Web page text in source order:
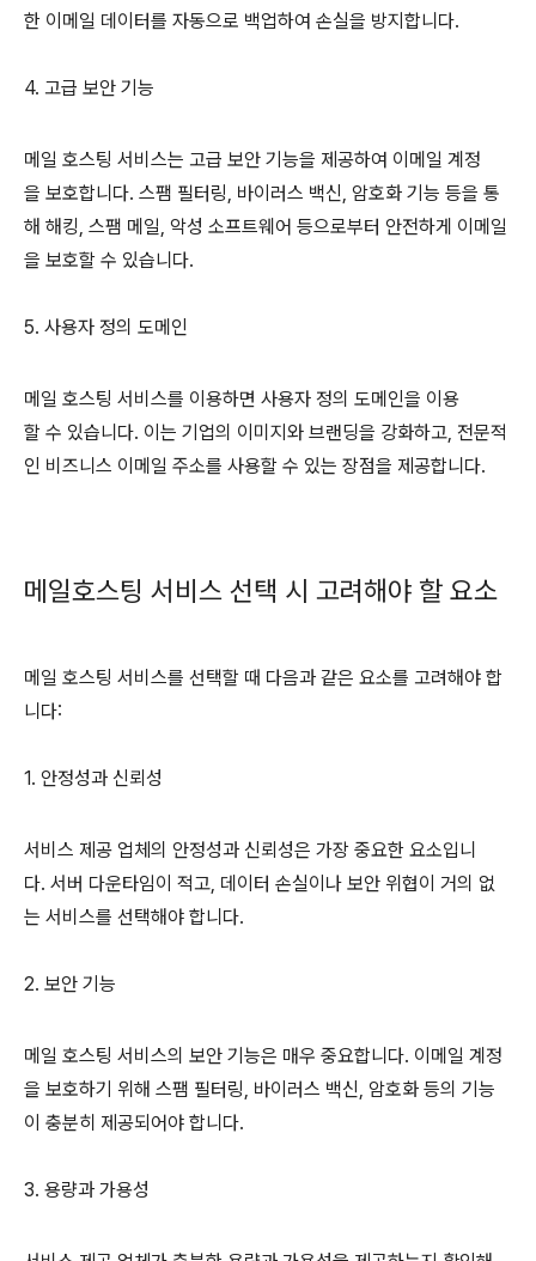
한 이메일 데이터를 자동으로 백업하여 손실을 방지합니다.
4. 고급 보안 기능
메일 호스팅 서비스는 고급 보안 기능을 제공하여 이메일 계정
을 보호합니다. 스팸 필터링, 바이러스 백신, 암호화 기능 등을 통
해 해킹, 스팸 메일, 악성 소프트웨어 등으로부터 안전하게 이메일
을 보호할 수 있습니다.
5. 사용자 정의 도메인
메일 호스팅 서비스를 이용하면 사용자 정의 도메인을 이용
할 수 있습니다. 이는 기업의 이미지와 브랜딩을 강화하고, 전문적
인 비즈니스 이메일 주소를 사용할 수 있는 장점을 제공합니다.
메일호스팅 서비스 선택 시 고려해야 할 요소
메일 호스팅 서비스를 선택할 때 다음과 같은 요소를 고려해야 합
니다:
1. 안정성과 신뢰성
서비스 제공 업체의 안정성과 신뢰성은 가장 중요한 요소입니
다. 서버 다운타임이 적고, 데이터 손실이나 보안 위협이 거의 없
는 서비스를 선택해야 합니다.
2. 보안 기능
메일 호스팅 서비스의 보안 기능은 매우 중요합니다. 이메일 계정
을 보호하기 위해 스팸 필터링, 바이러스 백신, 암호화 등의 기능
이 충분히 제공되어야 합니다.
3. 용량과 가용성